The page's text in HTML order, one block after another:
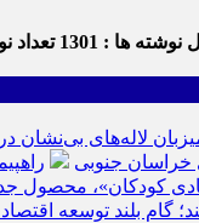
ها : 1301 تعداد
لاله‌های بی‌نشان
راهپیمایی باشکوه ۱۳
کودکان»، محصول
گام بلند توسعه